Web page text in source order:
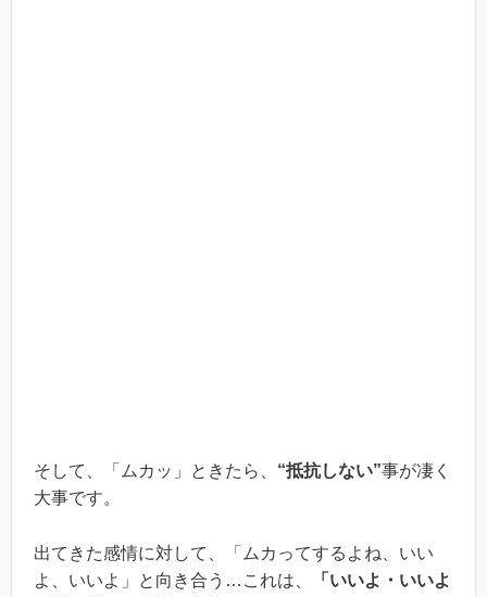
そして、「ムカッ」ときたら、 “抵抗しない”事が凄く
大事です。
出てきた感情に対して、「ムカってするよね、いい
よ、いいよ」と向き合う…これは、
「いいよ・いいよ